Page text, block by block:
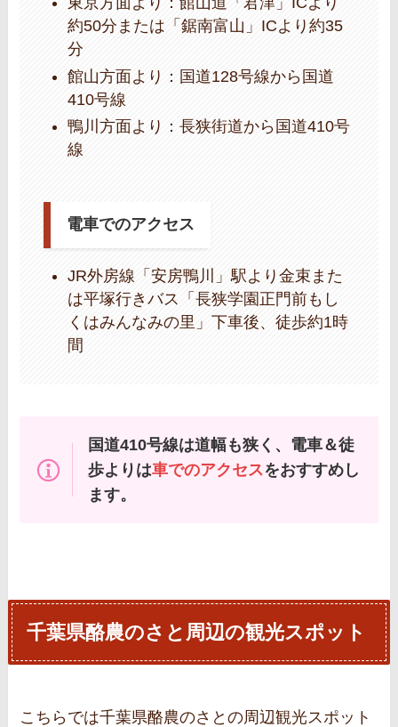
約50分または「鋸南富山」ICより約35
分
館山方面より：国道128号線から国道
410号線
鴨川方面より：長狭街道から国道410号
線
電車でのアクセス
JR外房線「安房鴨川」駅より金束また
は平塚行きバス「長狭学園正門前もし
くはみんなみの里」下車後、徒歩約1時
間
国道410号線は道幅も狭く、電車＆徒
歩よりは車でのアクセス をおすすめし
ます。
千葉県酪農のさと周辺の観光スポット
こちらでは千葉県酪農のさとの周辺観光スポット